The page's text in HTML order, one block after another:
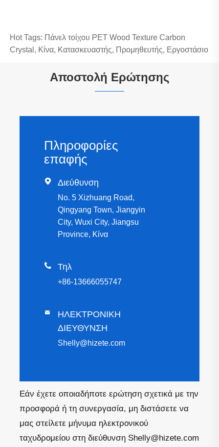
Hot Tags: Πάνελ τοίχου PET Wood Texture Carbon
Crystal, Κίνα, Κατασκευαστής, Προμηθευτής, Εργοστάσιο
Αποστολή Ερώτησης
Πληροφορίες
επαφής
 Διεύθυνση
No. 5 Xizhuang Road,
Qingyang Town, Jiangyin
City, Wuxi City, Jiangsu
Province, Κίνα
 Τηλ
+86-13666055747

ΗΛΕΚΤΡΟΝΙΚΗ
ΔΙΕΥΘΥΝΣΗ
Shelly@hizete.com
Εάν έχετε οποιαδήποτε ερώτηση σχετικά με την
προσφορά ή τη συνεργασία, μη διστάσετε να
μας στείλετε μήνυμα ηλεκτρονικού
ταχυδρομείου στη διεύθυνση Shelly@hizete.com